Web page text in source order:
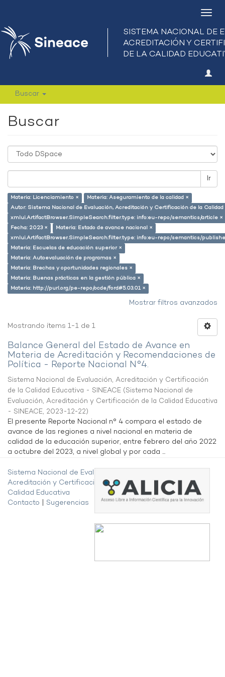
Buscar
Buscar
Ir
Materia: Licenciamiento ×
Materia: Aseguramiento de la calidad ×
Autor: Sistema Nacional de Evaluación, Acreditación y Certificación de la
xmlui.ArtifactBrowser.SimpleSearch.filter.type: info:eu-repo/semantics/article ×
Fecha: 2023 ×
Materia: Estado de avance nacional ×
xmlui.ArtifactBrowser.SimpleSearch.filter.type: info:eu-repo/semantics/
Materia: Escuelas de educación superior ×
Materia: Autoevaluación de programas ×
Materia: Brechas y oportunidades regionales ×
Materia: Buenas prácticas en la gestión pública ×
Materia: http://purl.org/pe-repo/ocde/ford#5.03.01 ×
Mostrar filtros avanzados
Mostrando ítems 1-1 de 1
Balance General del Estado de Avance en
Materia de Acreditación y Recomendaciones de
Política - Reporte Nacional N°4.
Sistema Nacional de Evaluación, Acreditación y Certificación
de la Calidad Educativa - SINEACE (Sistema Nacional de
Evaluación, Acreditación y Certificación de la Calidad Educativa
- SINEACE, 2023-12-22)
El presente Reporte Nacional n° 4 compara el estado de
avance de las regiones a nivel nacional en materia de
calidad de la educación superior, entre febrero del año 2022
a octubre del 2023, a nivel global y por cada ...
Sistema Nacional de Evaluación,
Acreditación y Certificación de la
Calidad Educativa
Contacto
Sugerencias